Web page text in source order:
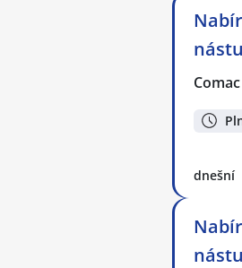
dnešní